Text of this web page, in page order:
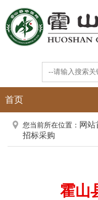
首页
您当前所在位置： 网站
招标采购
霍山